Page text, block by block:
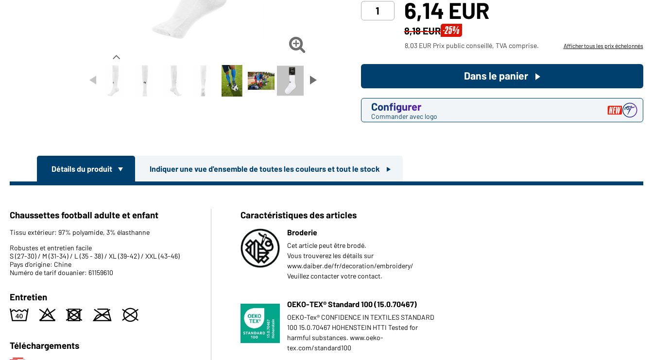
Voudriez-vous acheter des
produits pour votre besoin privé?
clients finaux

6,14 EUR
8,18 EUR -25%
8,03 EUR Prix public conseillé, TVA comprise. Afficher tous les prix échelonnés
Configurer
Commander avec logo
Dans le panier
Détails du produit Indiquer une vue d'ensemble de toutes les couleurs et tout le stock
Chaussettes football adulte et enfant
Tissu extérieur: 97% polyamide, 3% élasthanne
Robustes et entretien facile
S (27-30) / M (31-34) / L (35 - 38) / XL (39-42) / XXL (43-46)
Pays d'origine: Chine
Numéro de tarif douanier: 61159610
Entretien
8 o d m U
Téléchargements
Caractéristiques des articles
Broderie
Cet article peut être brodé.
Vous trouverez les détails sur
www.daiber.de/fr/decoration/embroidery/
Veuillez contacter votre contact.
OEKO-TEX® Standard 100 (15.0.70467)
OEKO-Tex® CONFIDENCE IN TEXTILES STANDARD
100 15.0.70467 HOHENSTEIN HTTI Tested for
harmful substances. www.oeko-
tex.com/standard100